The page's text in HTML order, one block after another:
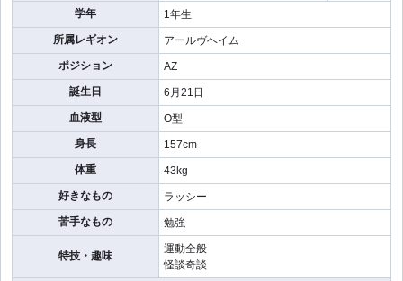
学年
1年生
所属レギオン
アールヴヘイム
ポジション
AZ
誕生日
6月21日
血液型
O型
身長
157cm
体重
43kg
好きなもの
ラッシー
苦手なもの
勉強
特技・趣味
運動全般
怪談奇談